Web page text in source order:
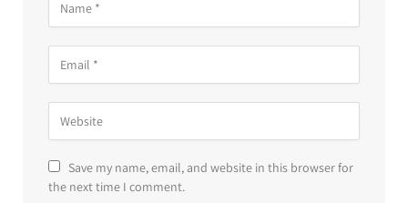
Save my name, email, and website in this browser for
the next time I comment.